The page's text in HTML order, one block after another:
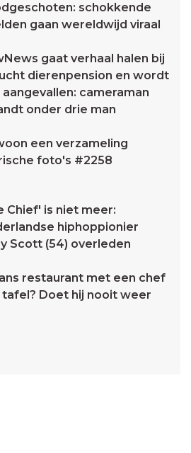
schokkende
gaan wereldwijd viraal
gaat verhaal halen bij
dierenpension en wordt
aangevallen: cameraman
onder drie man
een verzameling
foto's #2258
Chief' is niet meer:
hiphoppionier
Scott (54) overleden
restaurant met een chef
tafel? Doet hij nooit weer